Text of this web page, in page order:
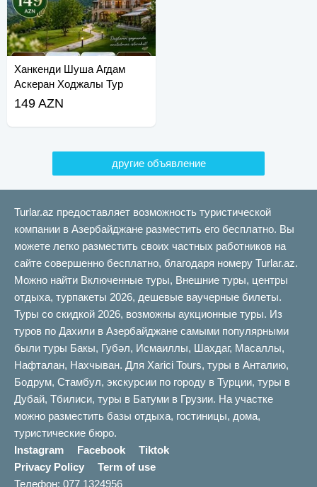
Ханкенди Шуша Агдам
Аскеран Ходжалы Тур
149 AZN
другие объявление
Turlar.az предоставляет возможность туристической
компании в Азербайджане разместить его бесплатно. Вы
можете легко разместить своих частных работников на
сайте совершенно бесплатно, благодаря номеру Turlar.az.
Можно найти Включенные туры, Внешние туры, центры
отдыха, турпакеты 2026, дешевые ваучерные билеты.
Туры со скидкой 2026, возможны аукционные туры. Из
туров по Дахили в Азербайджане самыми популярными
были туры Бакы, Губəл, Исмаиллы, Шахдаг, Масаллы,
Нафталан, Нахчыван. Для Xarici Tours, туры в Анталию,
Бодрум, Стамбул, экскурсии по городу в Турции, туры в
Дубай, Тбилиси, туры в Батуми в Грузии. На участке
можно разместить базы отдыха, гостиницы, дома,
туристические бюро.
Instagram
Facebook
Tiktok
Privacy Policy
Term of use
Телефон: 077 1324956